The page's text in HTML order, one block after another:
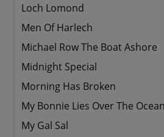
Loch Lomond
Men Of Harlech
Michael Row The Boat
Midnight Special
Morning Has Broken
My Bonnie Lies Over The
My Gal Sal